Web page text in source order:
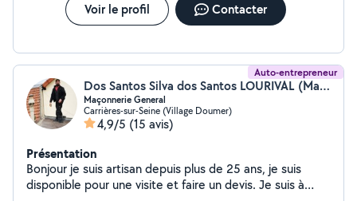
Voir le profil Contacter
Auto-entrepreneur
Dos Santos Silva dos Santos LOURIVAL (Maçonnerie Générale)
Maçonnerie General
Carrières-sur-Seine (Village Doumer)
4,9/5 (15 avis)
Présentation
Bonjour je suis artisan depuis plus de 25 ans, je suis
disponible pour une visite et faire un devis. Je suis à